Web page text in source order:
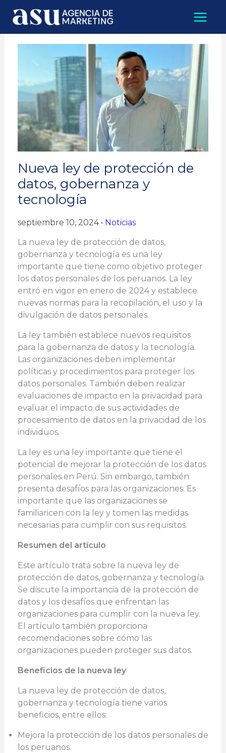
Nueva ley de protección de
datos, gobernanza y
tecnología
septiembre 10, 2024 • Noticias
La nueva ley de protección de datos,
gobernanza y tecnología es una ley
importante que tiene como objetivo proteger
los datos personales de los peruanos. La ley
entró en vigor en enero de 2024 y establece
nuevas normas para la recopilación, el uso y la
divulgación de datos personales.
La ley también establece nuevos requisitos
para la gobernanza de datos y la tecnología.
Las organizaciones deben implementar
políticas y procedimientos para proteger los
datos personales. También deben realizar
evaluaciones de impacto en la privacidad para
evaluar el impacto de sus actividades de
procesamiento de datos en la privacidad de los
individuos.
La ley es una ley importante que tiene el
potencial de mejorar la protección de los datos
personales en Perú. Sin embargo, también
presenta desafíos para las organizaciones. Es
importante que las organizaciones se
familiaricen con la ley y tomen las medidas
necesarias para cumplir con sus requisitos.
Resumen del artículo
Este artículo trata sobre la nueva ley de
protección de datos, gobernanza y tecnología.
Se discute la importancia de la protección de
datos y los desafíos que enfrentan las
organizaciones para cumplir con la nueva ley.
El artículo también proporciona
recomendaciones sobre cómo las
organizaciones pueden proteger sus datos.
Beneficios de la nueva ley
La nueva ley de protección de datos,
gobernanza y tecnología tiene varios
beneficios, entre ellos:
Mejora la protección de los datos personales de
los peruanos.